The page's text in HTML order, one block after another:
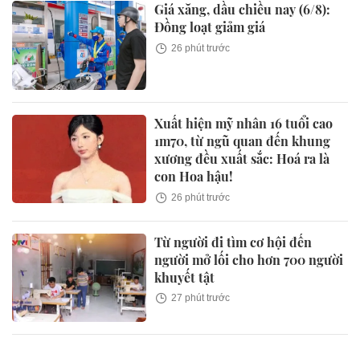
Giá xăng, dầu chiều nay (6/8):
Đồng loạt giảm giá
26 phút trước
Xuất hiện mỹ nhân 16 tuổi cao
1m70, từ ngũ quan đến khung
xương đều xuất sắc: Hoá ra là
con Hoa hậu!
26 phút trước
Từ người đi tìm cơ hội đến
người mở lối cho hơn 700 người
khuyết tật
27 phút trước